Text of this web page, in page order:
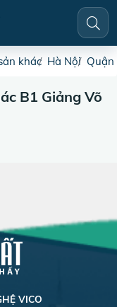
khác Hà Nội
B1 Giảng Võ
VICO